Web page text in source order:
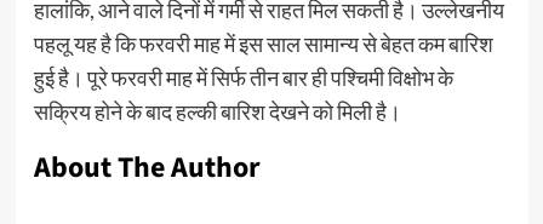
हालांकि, आने वाले दिनों में गर्मी से राहत मिल सकती है। उल्लेखनीय
पहलू यह है कि फरवरी माह में इस साल सामान्य से बेहत कम बारिश
हुई है। पूरे फरवरी माह में सिर्फ तीन बार ही पश्चिमी विक्षोभ के
सक्रिय होने के बाद हल्की बारिश देखने को मिली है।
About The Author